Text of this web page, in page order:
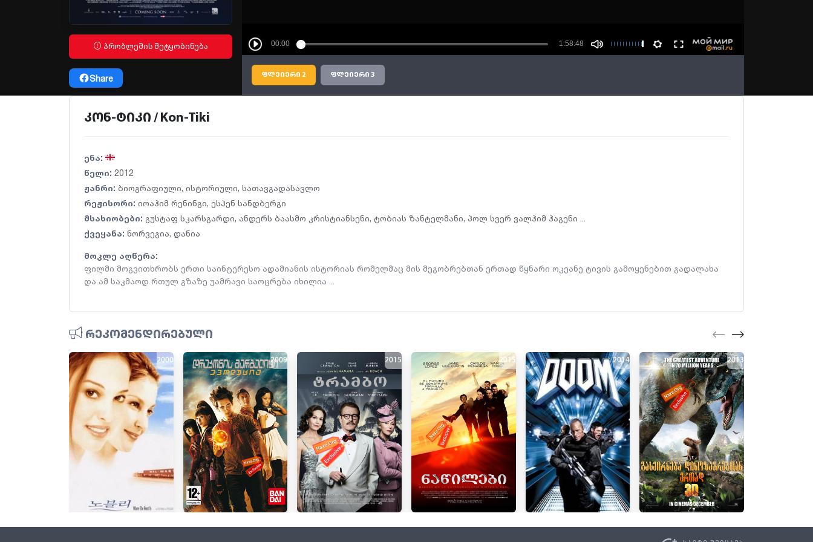
პრობლემის შეტყობინება
Share ფლეიერი 2 ფლეიერი 3
კონ-ტიკი / Kon-Tiki
ენა:
წელი: 2012
ჟანრი: ბიოგრაფიული, ისტორიული, სათავგადასავლო
რეჟისორი: იოაჰიმ რენინგი, ესპენ სანდბერგი
მსახიობები: გუსტაფ სკარსგარდი, ანდერს ბაასმო კრისტიანსენი, ტობიას ზანტელმანი, პოლ სვერ ვალჰიმ ჰაგენი ...
ქვეყანა: ნორვეგია, დანია
მოკლე აღწერა:
ფილმი მოგვითხრობს ერთი საინტერესო ადამიანის ისტორიას რომელმაც მის მეგობრებთან ერთად წყნარი ოკეანე ტივის გამოყენებით გადალახა
და ამ საკმაოდ რთულ გზაზე უამრავი საოცრება იხილია ...
რეკომენდირებული
2000 2009 2015 2015 2014 2013